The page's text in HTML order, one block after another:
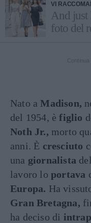
VI
And just
foto del
Nato aMadison,
del 1954, èfiglio
Noth Jr., morto
anni. È cresciuto
una giornalista
lavoro lo portava
Europa. Ha
Gran Bretagna,
ha deciso di